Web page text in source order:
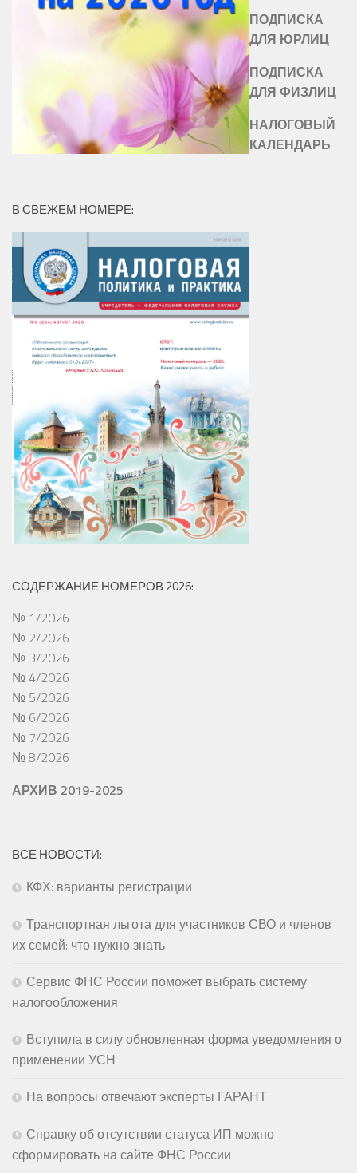
ПОДПИСКА
ДЛЯ ЮРЛИЦ
ПОДПИСКА
ДЛЯ ФИЗЛИЦ
НАЛОГОВЫЙ
КАЛЕНДАРЬ
В СВЕЖЕМ НОМЕРЕ:
СОДЕРЖАНИЕ НОМЕРОВ 2026:
№ 1/2026
№ 2/2026
№ 3/2026
№ 4/2026
№ 5/2026
№ 6/2026
№ 7/2026
№ 8/2026
АРХИВ 2019-2025
ВСЕ НОВОСТИ:
КФХ: варианты регистрации
Транспортная льгота для участников СВО и членов
их семей: что нужно знать
Сервис ФНС России поможет выбрать систему
налогообложения
Вступила в силу обновленная форма уведомления о
применении УСН
На вопросы отвечают эксперты ГАРАНТ
Справку об отсутствии статуса ИП можно
сформировать на сайте ФНС России